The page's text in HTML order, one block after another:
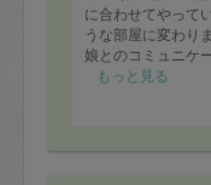
に合わせてやって
うな部屋に変わり
娘とのコミュニケ
優しかったし部屋
もっと見る